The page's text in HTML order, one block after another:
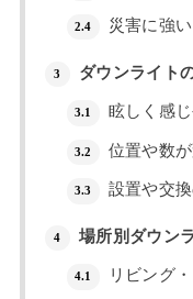
2.4 災害に強い
3 ダウンライト
3.1 眩しく感
3.2 位置や数
3.3 設置や交
4 場所別ダウン
4.1 リビング